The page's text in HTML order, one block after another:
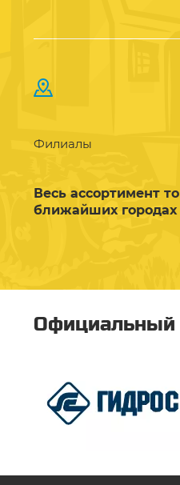
Филиалы
Весь ассортимент
ближайших городах
Официальный